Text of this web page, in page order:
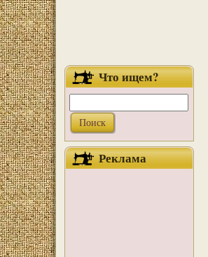
Что ищем?
Реклама